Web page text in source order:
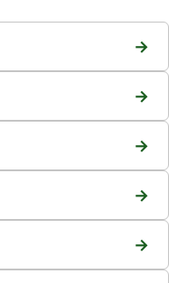
→
→
→
→
→